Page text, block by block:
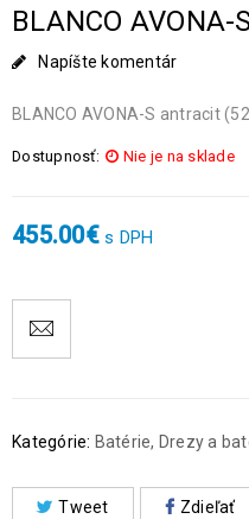
BLANCO
Napíšte komentár
BLANCO AVONA-S antracit
Dostupnosť: Nie je na sklade
455.00€ s DPH
Kategórie: Batérie, Drezy a
Tweet Zdieľať